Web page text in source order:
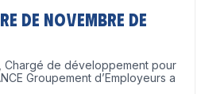
de Novembre de
Chargé de développement pour
Groupement d’Employeurs a